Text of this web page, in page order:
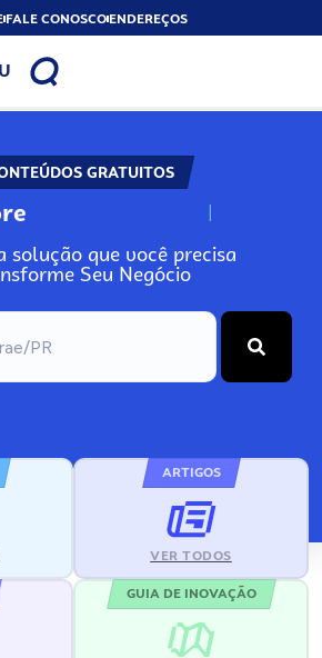
FALE CONOSCOENDEREÇOS
GRATUITOS
N
solução que você precisa
Seu Negócio
ARTIGOS
VER TODOS
GUIA DE INOVAÇÃO